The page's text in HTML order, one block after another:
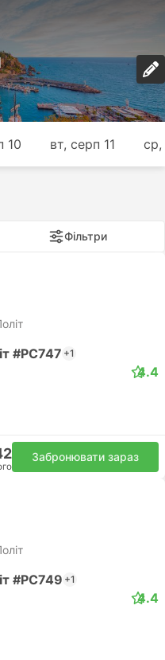
10 вт, серп 11 ср,
Фільтри
#PC747 +1
4.4
Забронювати зараз
#PC749 +1
4.4